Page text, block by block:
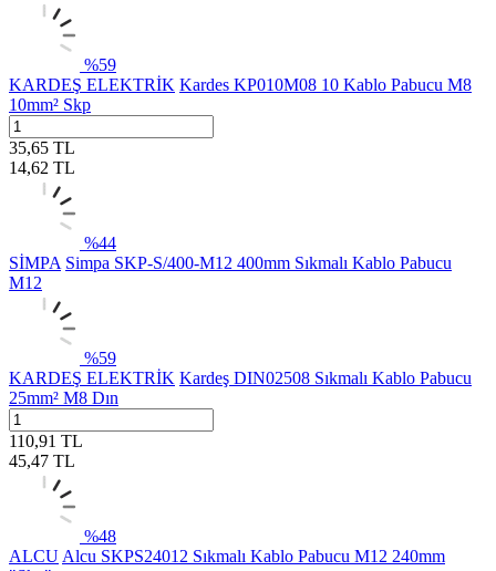
%59
KARDEŞ ELEKTRİK Kardes KP010M08 10 Kablo Pabucu M8
10mm² Skp
35,65 TL
14,62 TL
%44
SİMPA Simpa SKP-S/400-M12 400mm Sıkmalı Kablo Pabucu
M12
%59
KARDEŞ ELEKTRİK Kardeş DIN02508 Sıkmalı Kablo Pabucu
25mm² M8 Dın
110,91 TL
45,47 TL
%48
ALCU Alcu SKPS24012 Sıkmalı Kablo Pabucu M12 240mm